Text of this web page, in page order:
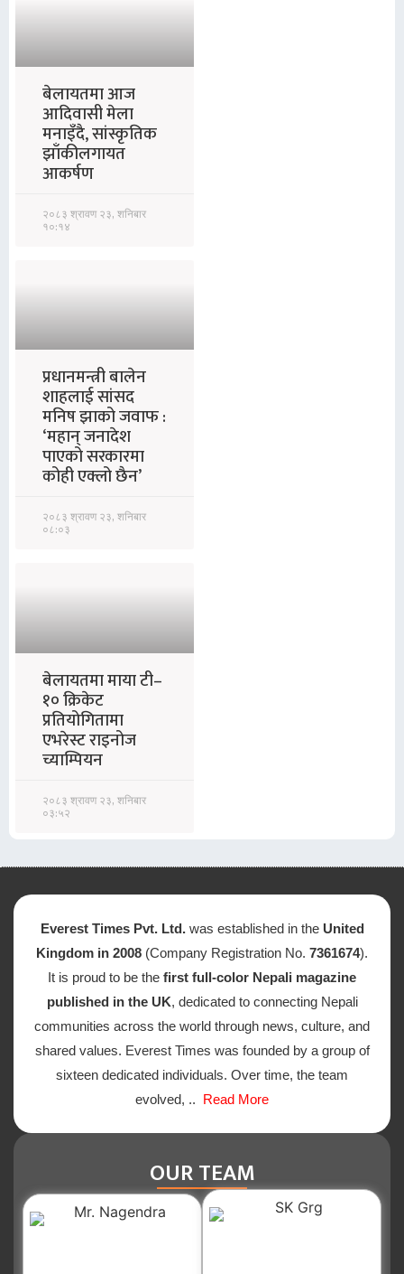
बेलायतमा आज
आदिवासी मेला
मनाइँदै, सांस्कृतिक
झाँकीलगायत
आकर्षण
२०८३ श्रावण २३, शनिबार
१०:१४
प्रधानमन्त्री बालेन
शाहलाई सांसद
मनिष झाको जवाफ :
‘महान् जनादेश
पाएको सरकारमा
कोही एक्लो छैन’
२०८३ श्रावण २३, शनिबार
०८:०३
बेलायतमा माया टी–
१० क्रिकेट
प्रतियोगितामा
एभरेस्ट राइनोज
च्याम्पियन
२०८३ श्रावण २३, शनिबार
०३:५२
Everest Times Pvt. Ltd. was established in the United
Kingdom in 2008 (Company Registration No. 7361674).
It is proud to be the first full-color Nepali magazine
published in the UK, dedicated to connecting Nepali
communities across the world through news, culture, and
shared values. Everest Times was founded by a group of
sixteen dedicated individuals. Over time, the team
evolved, .. Read More
OUR TEAM